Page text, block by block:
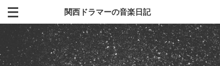
関西ドラマーの音楽日記